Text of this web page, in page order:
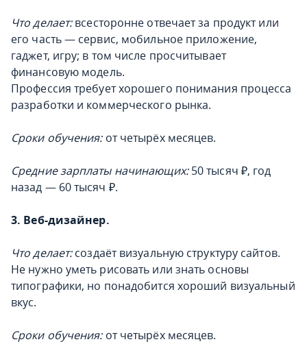
Что делает:всесторонне отвечает за продукт или
его часть — сервис, мобильное приложение,
гаджет, игру; в том числе просчитывает
финансовую модель.
Профессия требует хорошего понимания процесса
разработки и коммерческого рынка.
Сроки обучения: от четырёх месяцев.
Средние зарплаты начинающих:50 тысяч ₽, год
назад — 60 тысяч ₽.
3. Веб-дизайнер.
Что делает:создаёт визуальную структуру сайтов.
Не нужно уметь рисовать или знать основы
типографики, но понадобится хороший визуальный
вкус.
Сроки обучения: от четырёх месяцев.